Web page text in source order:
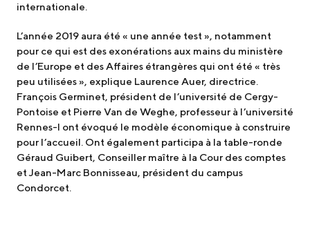
internationale.
L’année 2019 aura été « une année test », notamment
pour ce qui est des exonérations aux mains du ministère
de l’Europe et des Affaires étrangères qui ont été « très
peu utilisées », explique Laurence Auer, directrice.
François Germinet, président de l’université de Cergy-
Pontoise et Pierre Van de Weghe, professeur à l’université
Rennes-I ont évoqué le modèle économique à construire
pour l’accueil. Ont également participa à la table-ronde
Géraud Guibert, Conseiller maître à la Cour des comptes
et Jean-Marc Bonnisseau, président du campus
Condorcet.